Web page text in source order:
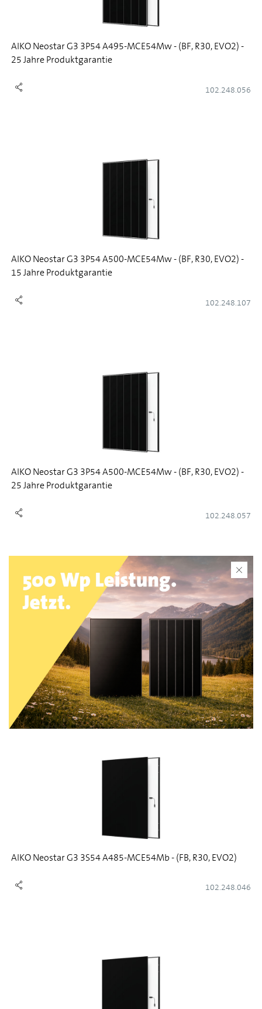
AIKO Neostar G3 3P54 A495-MCE54Mw - (BF, R30, EVO2) -
25 Jahre Produktgarantie
102.248.056
AIKO Neostar G3 3P54 A500-MCE54Mw - (BF, R30, EVO2) -
15 Jahre Produktgarantie
102.248.107
AIKO Neostar G3 3P54 A500-MCE54Mw - (BF, R30, EVO2) -
25 Jahre Produktgarantie
102.248.057
AIKO Neostar G3 3S54 A485-MCE54Mb - (FB, R30, EVO2)
102.248.046